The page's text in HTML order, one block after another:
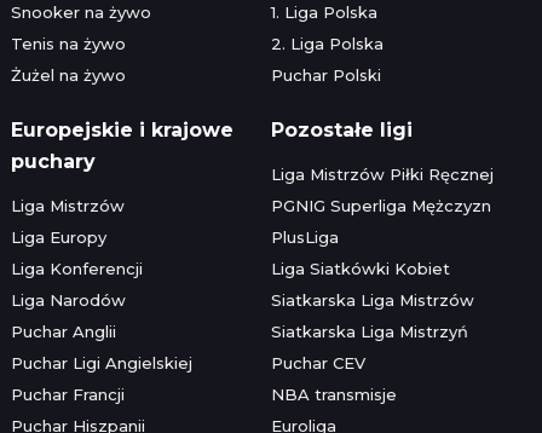
Snooker na żywo
Tenis na żywo
Żużel na żywo
1. Liga Polska
2. Liga Polska
Puchar Polski
Europejskie i krajowe
puchary
Liga Mistrzów
Liga Europy
Liga Konferencji
Liga Narodów
Puchar Anglii
Puchar Ligi Angielskiej
Puchar Francji
Puchar Hiszpanii
Pozostałe ligi
Liga Mistrzów Piłki Ręcznej
PGNIG Superliga Mężczyzn
PlusLiga
Liga Siatkówki Kobiet
Siatkarska Liga Mistrzów
Siatkarska Liga Mistrzyń
Puchar CEV
NBA transmisje
Euroliga